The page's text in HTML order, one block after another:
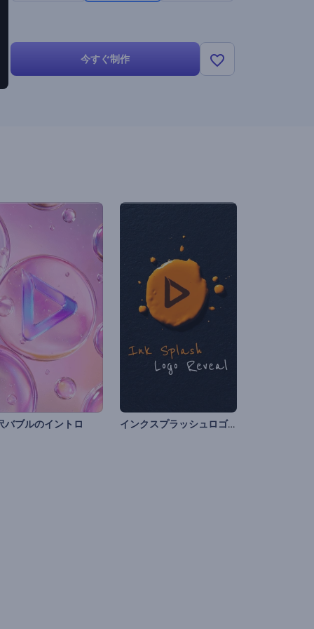
今すぐ制作
バブルのイントロ インクスプラッシュロゴ表示